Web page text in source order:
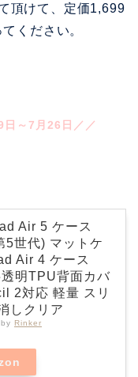
頂けて、定価1,699
ください。
～7月26日／／
Air 5 ケース
5世代) マットケ
Air 4 ケース
明TPU背面カバ
2対応 軽量 スリ
しクリア
Rinker